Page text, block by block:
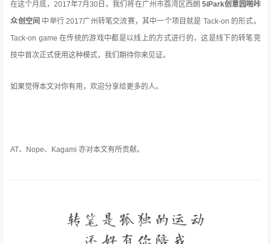
在这个月底，2017年7月30日，我们将在广州市荔湾区西朗 5iPark创意园 啪咔
众创空间 中举行 2017广州转笔交流赛，其中一个项目就是 Tack-on 的形式。
Tack-on game 在传统的游戏中都是以线上的方式进行的，这是线下的转笔竞
技中首次正式使用这种模式，我们期待你来见证。
如果觉得本文对你有用，欢迎分享给更多的人。
AT、Nope、Kagami 亦对本文有所贡献。